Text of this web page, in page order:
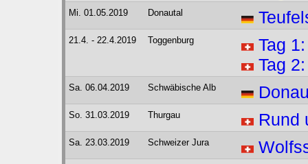
Mi. 01.05.2019 Donautal
21.4. - 22.4.2019 Toggenburg
Tag
Tag
Sa. 06.04.2019 Schwäbische Alb
So. 31.03.2019 Thurgau Rund
Sa. 23.03.2019 Schweizer Jura